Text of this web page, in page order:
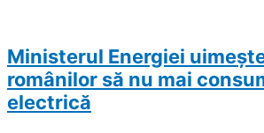
Ministerul Energiei
românilor să nu mai
electrică